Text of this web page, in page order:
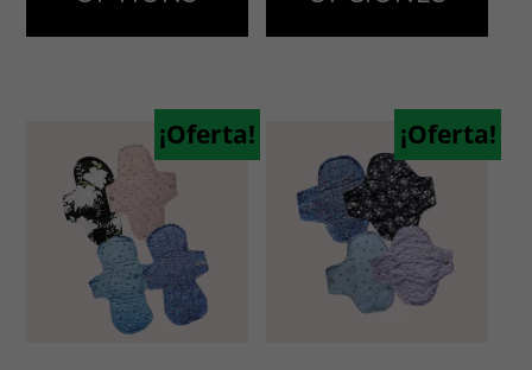
Las
¡Oferta! ¡Oferta!